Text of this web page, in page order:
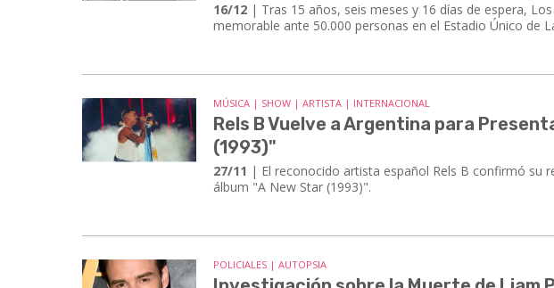
16/12 | Tras 15 años, seis meses y 16 días de espera,
memorable ante 50.000 personas en el Estadio Único de
MÚSICA | SHOW | ARTISTA | INTERNACIONAL
Rels B Vuelve a Argentina para
(1993)"
27/11 | El reconocido artista español Rels B confirmó su
álbum "A New Star (1993)".
POLICIALES | AUTOPSIA